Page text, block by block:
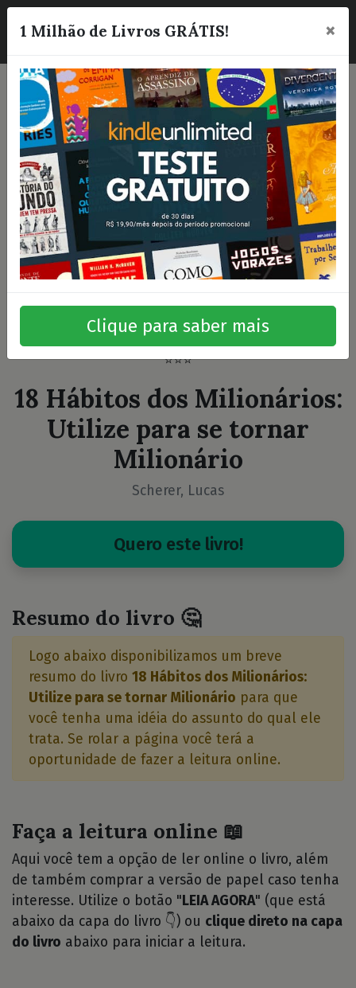
☰
⭐⭐⭐
18 Hábitos dos Milionários:
Utilize para se tornar
Milionário
Scherer, Lucas
Quero este livro!
Resumo do livro 🤔
Logo abaixo disponibilizamos um breve
resumo do livro 18 Hábitos dos Milionários:
Utilize para se tornar Milionário para que
você tenha uma idéia do assunto do qual ele
trata. Se rolar a página você terá a
oportunidade de fazer a leitura online.
Faça a leitura online 📖
Aqui você tem a opção de ler online o livro, além
de também comprar a versão de papel caso tenha
interesse. Utilize o botão " LEIA AGORA" (que está
abaixo da capa do livro 👇) ou clique direto na capa
do livro abaixo para iniciar a leitura.
1 Milhão de Livros GRÁTIS! ×
Clique para saber mais